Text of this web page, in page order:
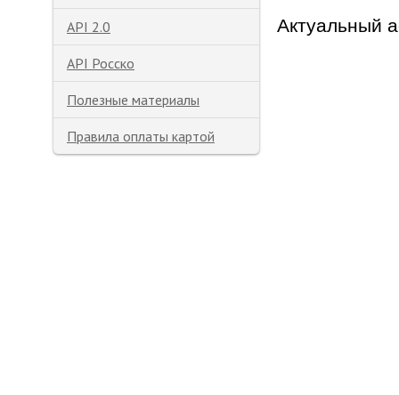
API 2.0
API Росско
Полезные материалы
Правила оплаты картой
Актуальный